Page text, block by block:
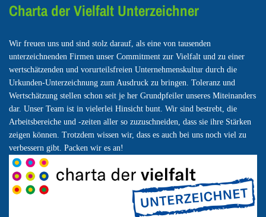
Charta der Vielfalt Unterzeichner
Wir freuen uns und sind stolz darauf, als eine von tausenden
unterzeichnenden Firmen unser Commitment zur Vielfalt und zu einer
wertschätzenden und vorurteilsfreien Unternehmenskultur durch die
Urkunden-Unterzeichnung zum Ausdruck zu bringen. Toleranz und
Wertschätzung stellen schon seit je her Grundpfeiler unseres Miteinanders
dar. Unser Team ist in vielerlei Hinsicht bunt. Wir sind bestrebt, die
Arbeitsbereiche und -zeiten aller so zuzuschneiden, dass sie ihre Stärken
zeigen können. Trotzdem wissen wir, dass es auch bei uns noch viel zu
verbessern gibt. Packen wir es an!